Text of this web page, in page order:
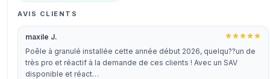
AVIS CLIENTS
maxile J.
Poêle à granulé installée cette année début 2026, quelqu??un de
très pro et réactif à la demande de ces clients ! Avec un SAV
disponible et réact…